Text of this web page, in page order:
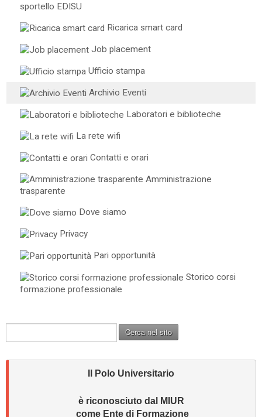
sportello EDISU
Ricarica smart card
Job placement
Ufficio stampa
Archivio Eventi
Laboratori e biblioteche
La rete wifi
Contatti e orari
Amministrazione
trasparente
Dove siamo
Privacy
Pari opportunità
Storico corsi
formazione professionale
e
c
Cerca nel sito
Il Polo Universitario
è riconosciuto dal MIUR
come Ente di Formazione